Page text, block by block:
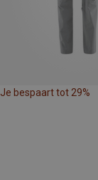
Je bespaart tot 29%